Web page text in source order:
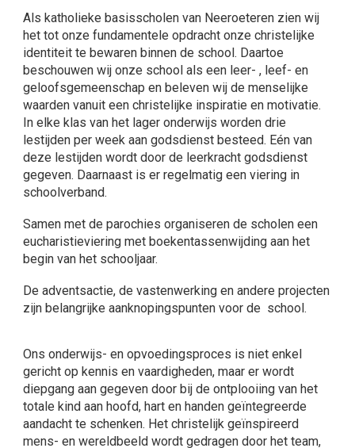
Als katholieke basisscholen van Neeroeteren zien wij
het tot onze fundamentele opdracht onze christelijke
identiteit te bewaren binnen de school. Daartoe
beschouwen wij onze school als een leer- , leef- en
geloofsgemeenschap en beleven wij de menselijke
waarden vanuit een christelijke inspiratie en motivatie.
In elke klas van het lager onderwijs worden drie
lestijden per week aan godsdienst besteed. Eén van
deze lestijden wordt door de leerkracht godsdienst
gegeven. Daarnaast is er regelmatig een viering in
schoolverband.
Samen met de parochies organiseren de scholen een
eucharistieviering met boekentassenwijding aan het
begin van het schooljaar.
De adventsactie, de vastenwerking en andere projecten
zijn belangrijke aanknopingspunten voor de school.
Ons onderwijs- en opvoedingsproces is niet enkel
gericht op kennis en vaardigheden, maar er wordt
diepgang aan gegeven door bij de ontplooiing van het
totale kind aan hoofd, hart en handen geïntegreerde
aandacht te schenken. Het christelijk geïnspireerd
mens- en wereldbeeld wordt gedragen door het team,